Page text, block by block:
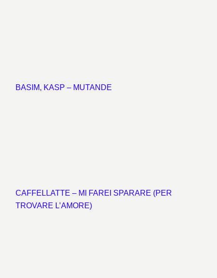
BASIM, KASP – MUTANDE
CAFFELLATTE – MI FAREI SPARARE (PER
TROVARE L’AMORE)